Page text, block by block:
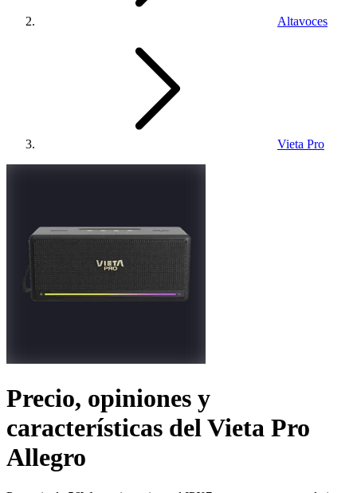
Altavoces
Vieta Pro
Precio, opiniones y
características delVieta Pro
Allegro